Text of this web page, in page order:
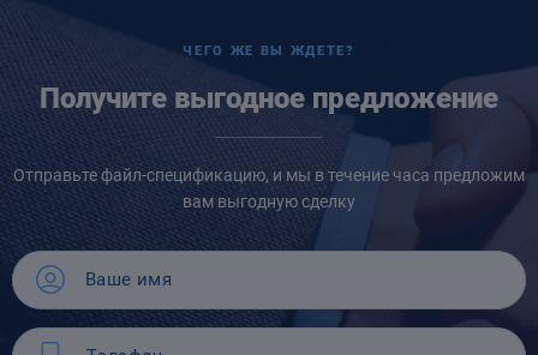
ЧЕГО ЖЕ ВЫ ЖДЕТЕ?
Получите выгодное предложение
Отправьте файл-спецификацию, и мы в течение часа предложим
вам выгодную сделку